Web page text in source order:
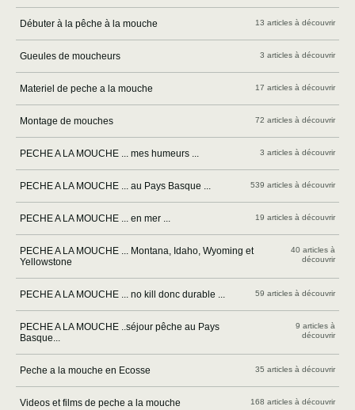
Débuter à la pêche à la mouche 13 articles à découvrir
Gueules de moucheurs 3 articles à découvrir
Materiel de peche a la mouche 17 articles à découvrir
Montage de mouches 72 articles à découvrir
PECHE A LA MOUCHE ... mes humeurs ... 3 articles à découvrir
PECHE A LA MOUCHE ... au Pays Basque ... 539 articles à découvrir
PECHE A LA MOUCHE ... en mer ... 19 articles à découvrir
PECHE A LA MOUCHE ... Montana, Idaho, Wyoming et
Yellowstone
40 articles à
découvrir
PECHE A LA MOUCHE ... no kill donc durable ... 59 articles à découvrir
PECHE A LA MOUCHE ..séjour pêche au Pays
Basque...
9 articles à
découvrir
Peche a la mouche en Ecosse 35 articles à découvrir
Videos et films de peche a la mouche 168 articles à découvrir